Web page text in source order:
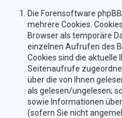
Die Forensoftware
mehrere Cookies.
Browser als temporäre
einzelnen Aufrufen des
Cookies sind die aktuelle
Seitenaufrufe
über die von Ihnen
als gelesen/ungelesen;
sowie Informationen
(sofern Sie nicht